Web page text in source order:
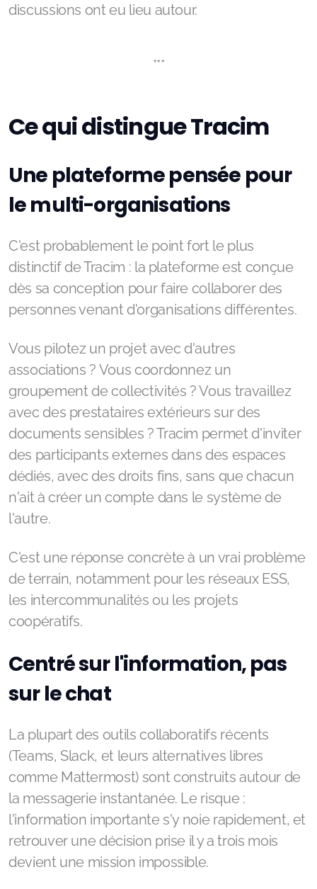
discussions ont eu lieu autour.
***
Ce qui distingue Tracim
Une plateforme pensée pour
le multi-organisations
C'est probablement le point fort le plus
distinctif de Tracim : la plateforme est conçue
dès sa conception pour faire collaborer des
personnes venant d'organisations différentes.
Vous pilotez un projet avec d'autres
associations ? Vous coordonnez un
groupement de collectivités ? Vous travaillez
avec des prestataires extérieurs sur des
documents sensibles ? Tracim permet d'inviter
des participants externes dans des espaces
dédiés, avec des droits fins, sans que chacun
n'ait à créer un compte dans le système de
l'autre.
C'est une réponse concrète à un vrai problème
de terrain, notamment pour les réseaux ESS,
les intercommunalités ou les projets
coopératifs.
Centré sur l'information, pas
sur le chat
La plupart des outils collaboratifs récents
(Teams, Slack, et leurs alternatives libres
comme Mattermost) sont construits autour de
la messagerie instantanée. Le risque :
l'information importante s'y noie rapidement, et
retrouver une décision prise il y a trois mois
devient une mission impossible.